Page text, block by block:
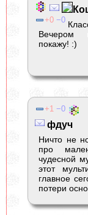
0 0
Вечером
покажу! :)
1 0
фдуч
Ничто не
про
чудесной
этот
главное
потери